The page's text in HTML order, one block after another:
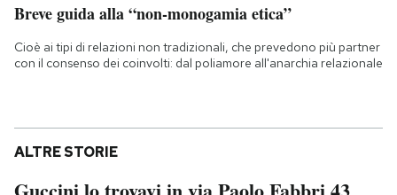
Breve guida alla “non-monogamia etica”
Cioè ai tipi di relazioni non tradizionali, che prevedono più partner
con il consenso dei coinvolti: dal poliamore all'anarchia relazionale
ALTRE STORIE